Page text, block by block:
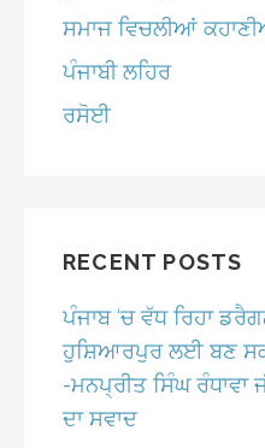
ਸਮਾਜ ਵਿਚਲੀਆਂ
ਪੰਜਾਬੀ ਲਹਿਰ
ਰਸੋਈ
RECENT POSTS
ਪੰਜਾਬ ‘ਚ ਵੱਧ ਰਿਹਾ
ਹੁਸ਼ਿਆਰਪੁਰ ਲਈ ਬਣ
-ਮਨਪ੍ਰੀਤ ਸਿੰਘ ਰੰਧਾਵਾ
ਦਾ ਸਵਾਦ